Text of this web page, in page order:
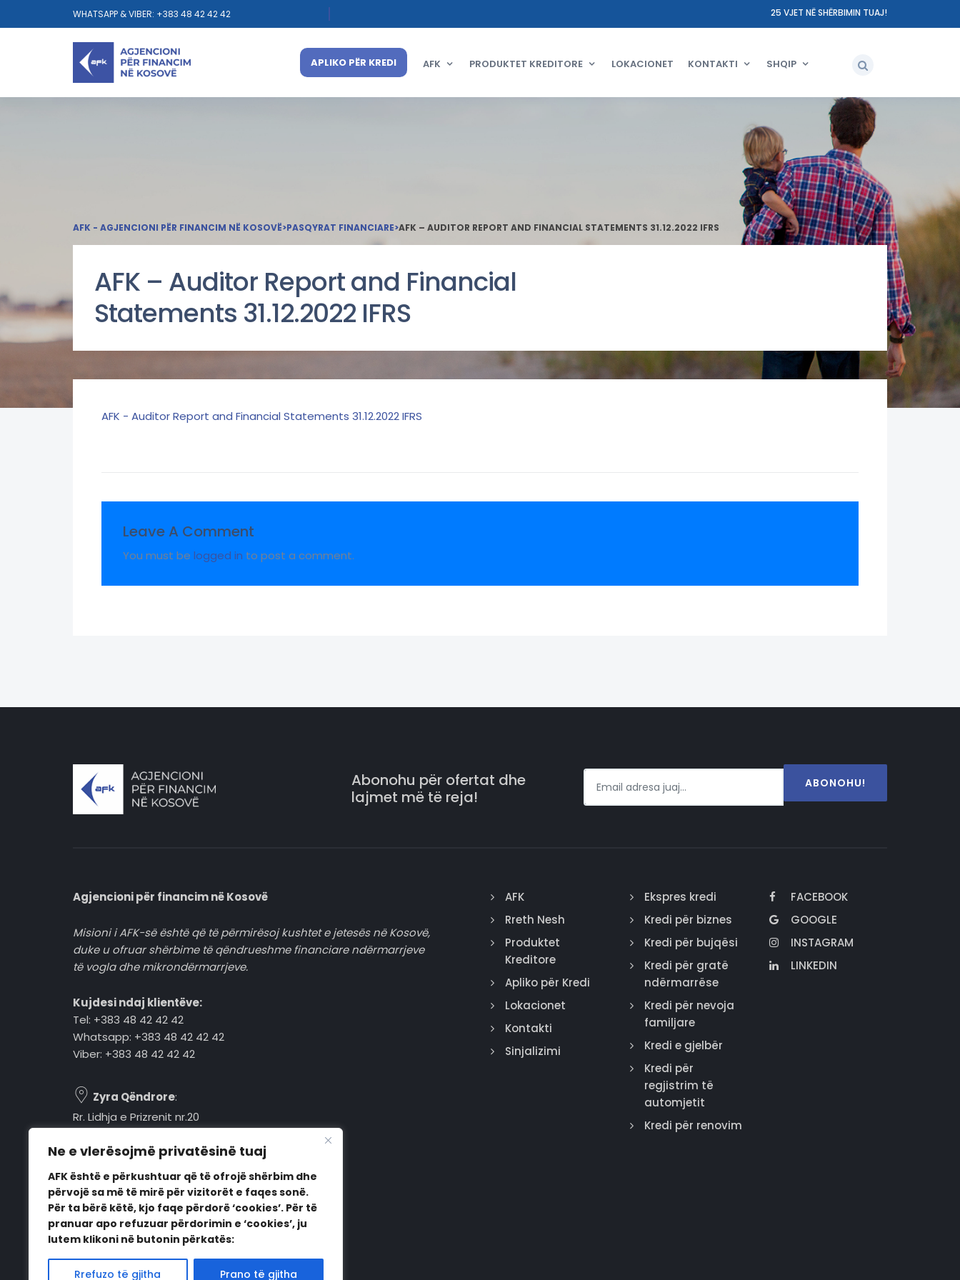
Ne e vlerësojmë privatësinë tuaj
AFK është e përkushtuar që të ofrojë shërbim dhe
përvojë sa më të mirë për vizitorët e faqes sonë.
Për ta bërë këtë, kjo faqe përdorë ‘cookies’. Për të
pranuar apo refuzuar përdorimin e ‘cookies’, ju
lutem klikoni në butonin përkatës:
Rrefuzo të gjitha Prano të gjitha
WHATSAPP & VIBER: +383 48 42 42 42 25 VJET NË SHËRBIMIN TUAJ!
APLIKO PËR KREDI AFK PRODUKTET KREDITORE LOKACIONET KONTAKTI SHQIP
AFK - AGJENCIONI PËR FINANCIM NË KOSOVË>PASQYRAT FINANCIARE>AFK – AUDITOR REPORT AND FINANCIAL STATEMENTS 31.12.2022 IFRS
AFK – Auditor Report and Financial
Statements 31.12.2022 IFRS
AFK - Auditor Report and Financial Statements 31.12.2022 IFRS
Leave A Comment
You must be logged in to post a comment.
Abonohu për ofertat dhe
lajmet më të reja!
ABONOHU!
Agjencioni për financim në Kosovë
Misioni i AFK-së është që të përmirësoj kushtet e jetesës në Kosovë,
duke u ofruar shërbime të qëndrueshme financiare ndërmarrjeve
të vogla dhe mikrondërmarrjeve.
Kujdesi ndaj klientëve:
Tel: +383 48 42 42 42
Whatsapp: +383 48 42 42 42
Viber: +383 48 42 42 42
Zyra Qëndrore:
Rr. Lidhja e Prizrenit nr.20
Pejë, 30000, Kosovë
Orari i punës:
E hënë - E premte
08:00 - 16:00
AFK
Rreth Nesh
Produktet
Kreditore
Apliko për Kredi
Lokacionet
Kontakti
Sinjalizimi
Ekspres kredi
Kredi për biznes
Kredi për bujqësi
Kredi për gratë
ndërmarrëse
Kredi për nevoja
familjare
Kredi e gjelbër
Kredi për
regjistrim të
automjetit
Kredi për renovim
FACEBOOK
GOOGLE
INSTAGRAM
LINKEDIN